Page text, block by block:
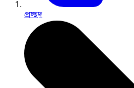
প্রচ্ছদ